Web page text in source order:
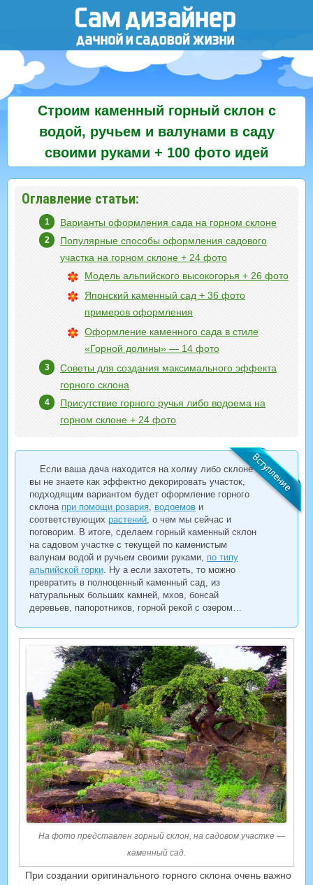
Строим каменный горный склон с
водой, ручьем и валунами в саду
своими руками + 100 фото идей
Оглавление статьи:
Варианты оформления сада на горном склоне
Популярные способы оформления садового
участка на горном склоне + 24 фото
Модель альпийского высокогорья + 26 фото
Японский каменный сад + 36 фото
примеров оформления
Оформление каменного сада в стиле
«Горной долины» — 14 фото
Советы для создания максимального эффекта
горного склона
Присутствие горного ручья либо водоема на
горном склоне + 24 фото
Если ваша дача находится на холму либо склоне и
вы не знаете как эффектно декорировать участок,
подходящим вариантом будет оформление горного
склона при помощи розария, водоемов и
соответствующих растений, о чем мы сейчас и
поговорим. В итоге, сделаем горный каменный склон
на садовом участке с текущей по каменистым
валунам водой и ручьем своими руками, по типу
альпийской горки. Ну а если захотеть, то можно
превратить в полноценный каменный сад, из
натуральных больших камней, мхов, бонсай
деревьев, папоротников, горной рекой с озером…
На фото представлен горный склон, на садовом участке —
каменный сад.
При создании оригинального горного склона очень важно